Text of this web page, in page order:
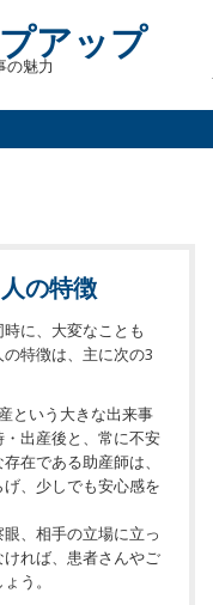
アップ
の魅力
の特徴
に、大変なことも
特徴は、主に次の3
という大きな出来事
出産後と、常に不安
在である助産師は、
、少しでも安心感を
、相手の立場に立っ
れば、患者さんやご
う。